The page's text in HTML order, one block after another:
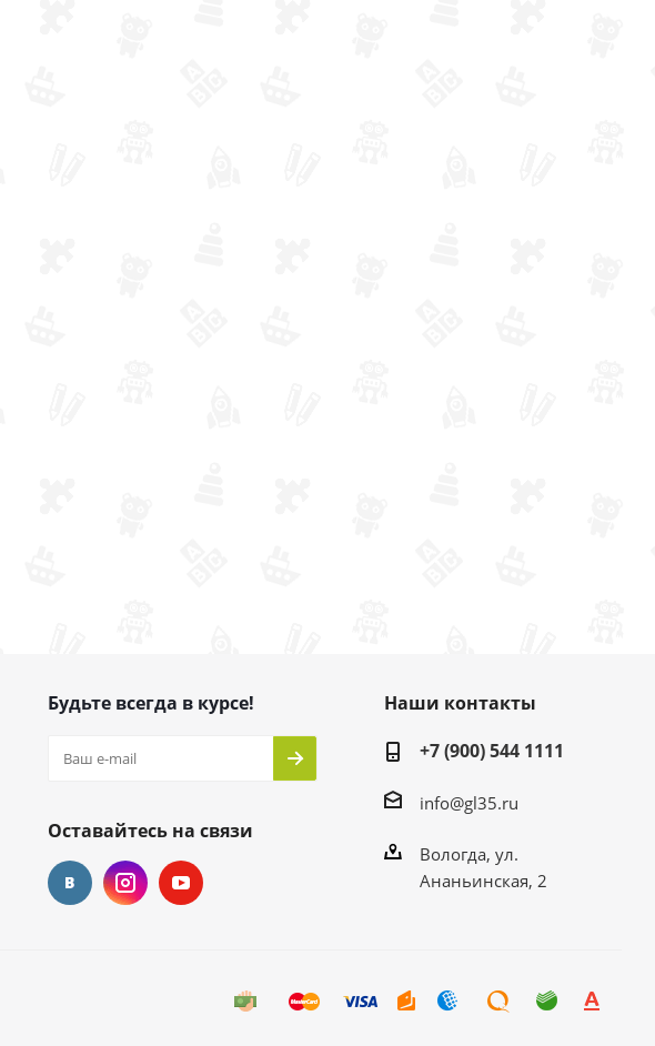
Будьте всегда в курсе!
Оставайтесь на связи
Наши контакты
+7 (900) 544 1111
info@gl35.ru
Вологда, ул.
Ананьинская, 2